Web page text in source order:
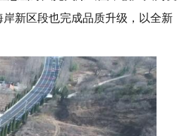
新区段也完成品质升级，以全新